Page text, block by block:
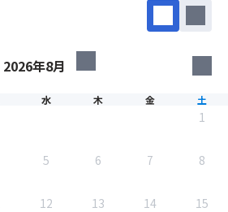
ク
イア・オーシャン・タワー
水 木 金 土
1
5 6 7 8
12 13 14 15